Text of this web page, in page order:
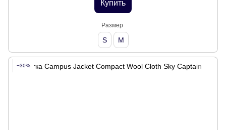
Купить
Размер
S M
−30%